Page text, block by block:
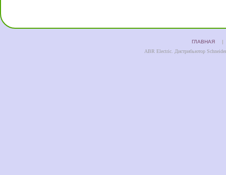
ГЛАВНАЯ
|
ABR Electric. Дистрибьютор